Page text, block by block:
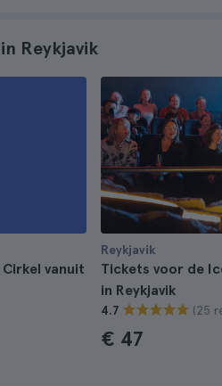
Reykjavik
vanuit
Reykjavik
Tickets voor de
in Reykjavik
4.7 (25
€ 47